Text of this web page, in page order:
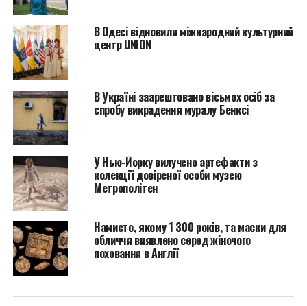
спільноти, яка має
можливість
вирішувати, що буде
виведено на ринок та
передано у світ”, –
сказав засновник Arkive
Том Маклеод.
Келлі Хуанг, колишній директор Gagosian San
Francisco, значною мірою сформувала бачення Arkive
і зараз керує кураторством та колекційною
стратегією стартапу, разом із куратором Саймоном
Ву та культурною письменницею Ізабель Флауер.
Маклеод згадує обід з Хуанг, під час якого вона
В Одесі відновили міжнародний культурний
центр UNION
В Україні заарештовано вісьмох осіб за
спробу викрадення муралу Бенксі
У Нью-Йорку вилучено артефакти з
колекції довіреної особи музею
Метрополітен
Намисто, якому 1 300 років, та маски для
обличчя виявлено серед жіночого
поховання в Англії